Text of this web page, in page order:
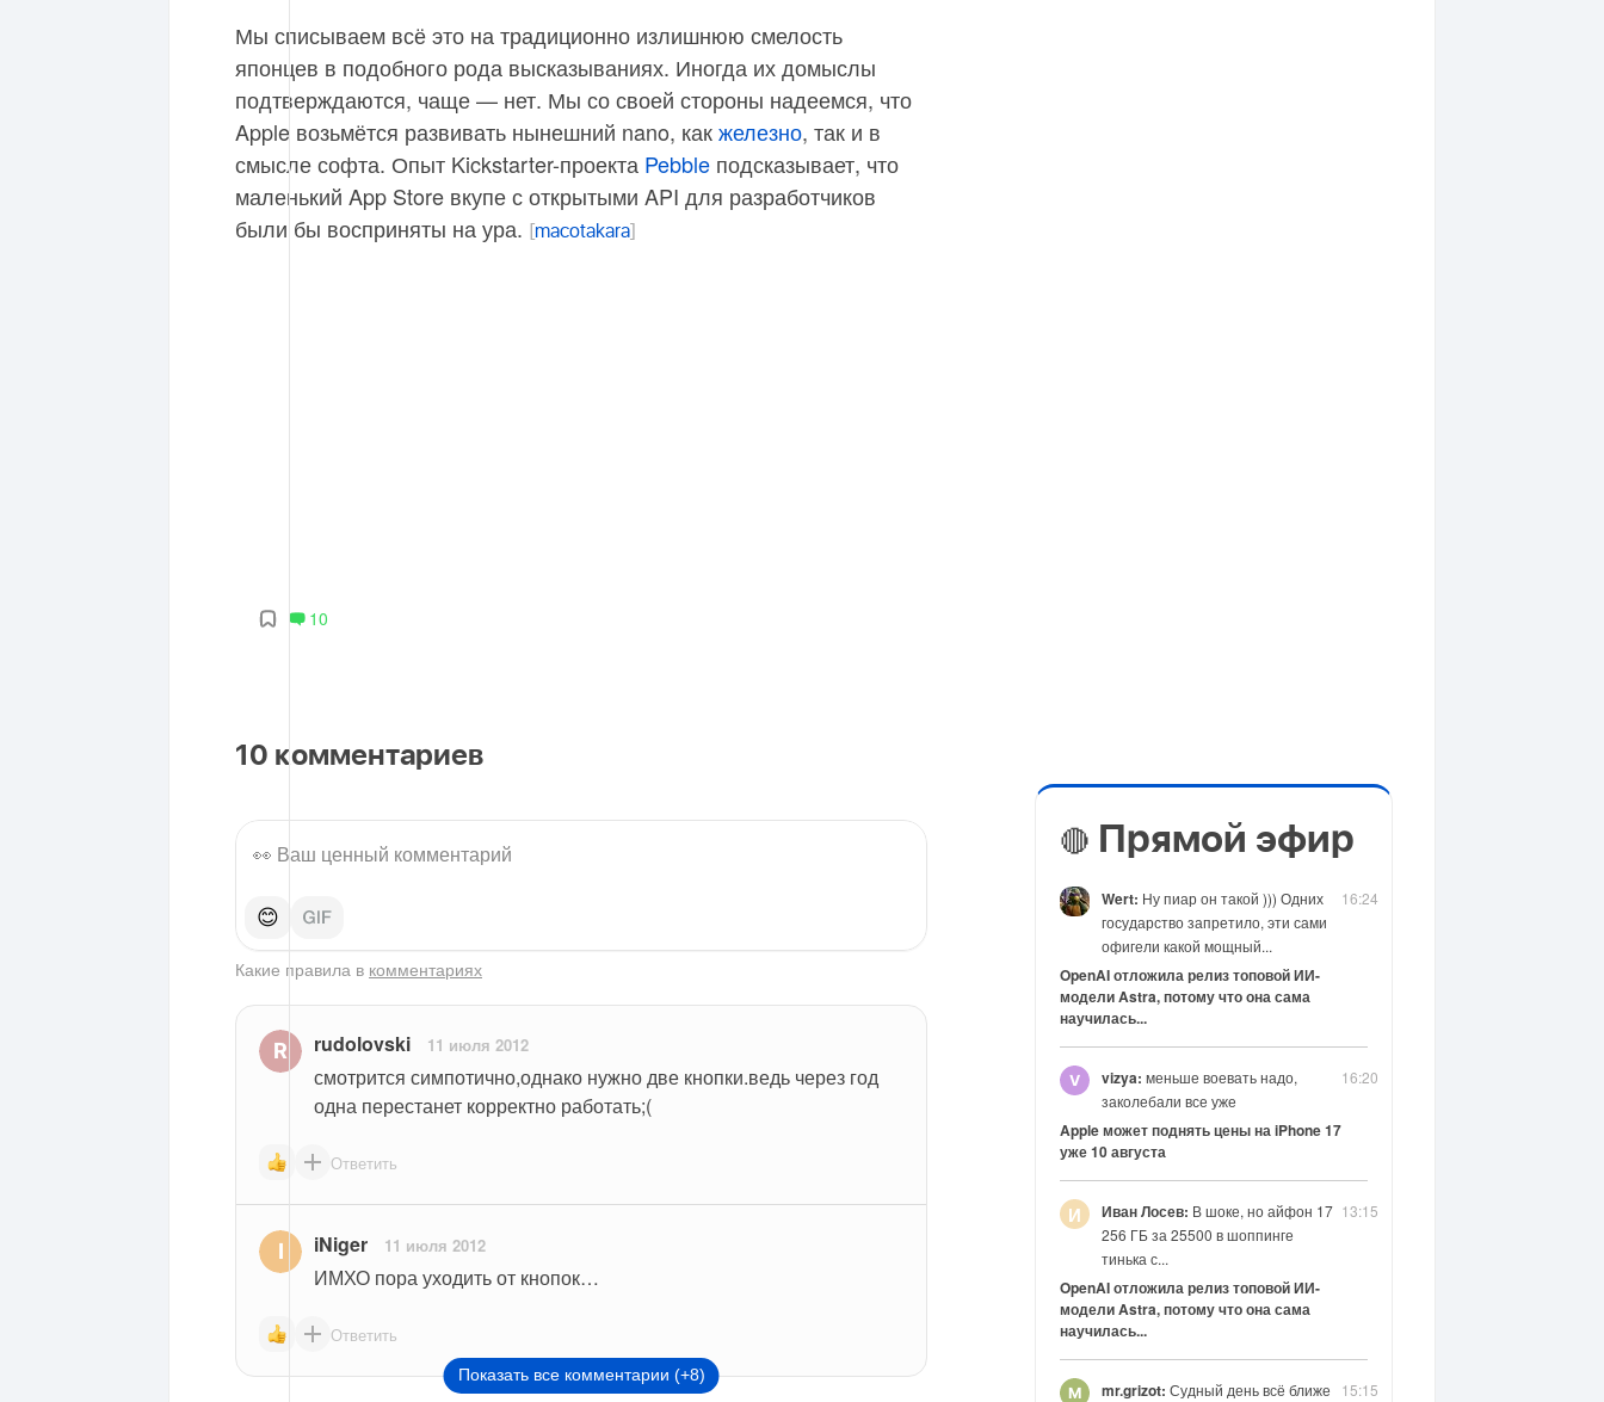
Мы списываем всё это на традиционно излишнюю смелость
японцев в подобного рода высказываниях. Иногда их домыслы
подтверждаются, чаще — нет. Мы со своей стороны надеемся, что
Apple возьмётся развивать нынешний nano, какжелезно, так и в
смысле софта. Опыт Kickstarter-проекта Pebble подсказывает, что
маленький App Store вкупе с открытыми API для разработчиков
были бы восприняты на ура.
macotakara
10
10 комментариев
😊
Какие правила в комментариях
rudolovski 11 июля 2012
смотрится симпотично,однако нужно две кнопки.ведь через год
одна перестанет корректно работать;(
Ответить
iNiger 11 июля 2012
ИМХО пора уходить от кнопок…
Ответить
Показать все комментарии (+8)
🔴 Прямой эфир
16:24
Wert: Ну пиар он такой ))) Одних
государство запретило, эти сами
офигели какой мощный...
OpenAI отложила релиз топовой ИИ-
модели Astra, потому что она сама
научилась...
16:20
vizya: меньше воевать надо,
заколебали все уже
Apple может поднять цены на iPhone 17
уже 10 августа
13:15
И Иван Лосев: В шоке, но айфон 17
256 ГБ за 25500 в шоппинге
тинька с...
OpenAI отложила релиз топовой ИИ-
модели Astra, потому что она сама
научилась...
15:15
mr.grizot: Судный день всё ближе